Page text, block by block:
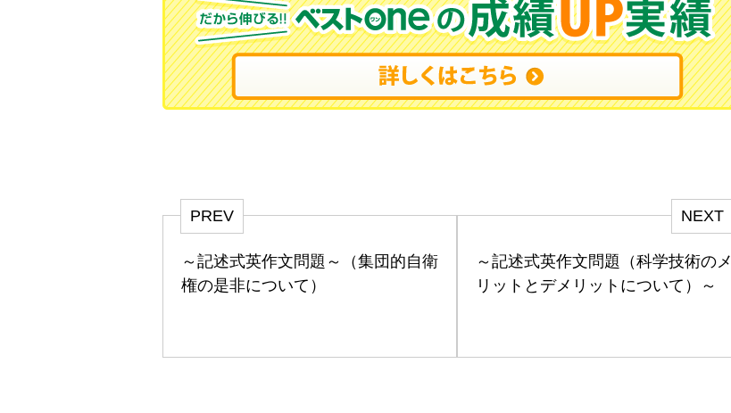
PREV
～記述式英作文問題～（集団的自衛
権の是非について）
NEXT
～記述式英作文問題（科学技術のメ
リットとデメリットについて）～